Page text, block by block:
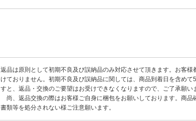
返品は原則として初期不良及び誤納品のみ対応させて頂きます。お客
けておりません。初期不良及び誤納品に関しては、商品到着日を含め
すと、返品・交換のご要望はお受けできなくなりますので、ご了承願い
尚、返品交換の際はお客様ご自身に梱包をお願いしております。商
書類等を処分されない様ご注意願います。